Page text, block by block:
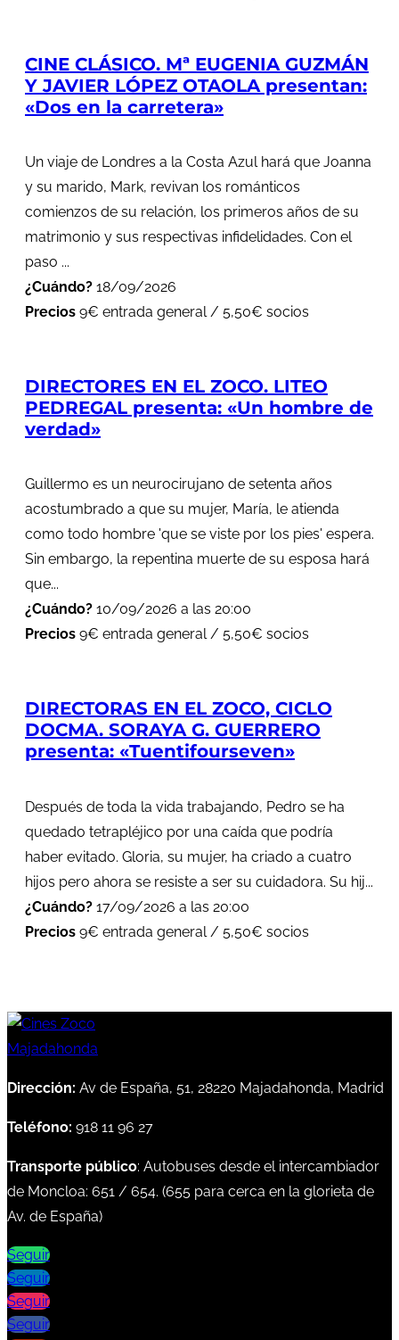
CINE CLÁSICO. Mª EUGENIA GUZMÁN
Y JAVIER LÓPEZ OTAOLA presentan:
«Dos en la carretera»
Un viaje de Londres a la Costa Azul hará que Joanna
y su marido, Mark, revivan los románticos
comienzos de su relación, los primeros años de su
matrimonio y sus respectivas infidelidades. Con el
paso ...
¿Cuándo? 18/09/2026
Precios 9€ entrada general / 5,50€ socios
DIRECTORES EN EL ZOCO. LITEO
PEDREGAL presenta: «Un hombre de
verdad»
Guillermo es un neurocirujano de setenta años
acostumbrado a que su mujer, María, le atienda
como todo hombre 'que se viste por los pies' espera.
Sin embargo, la repentina muerte de su esposa hará
que...
¿Cuándo? 10/09/2026 a las 20:00
Precios 9€ entrada general / 5,50€ socios
DIRECTORAS EN EL ZOCO, CICLO
DOCMA. SORAYA G. GUERRERO
presenta: «Tuentifourseven»
Después de toda la vida trabajando, Pedro se ha
quedado tetrapléjico por una caída que podría
haber evitado. Gloria, su mujer, ha criado a cuatro
hijos pero ahora se resiste a ser su cuidadora. Su hij...
¿Cuándo? 17/09/2026 a las 20:00
Precios 9€ entrada general / 5,50€ socios
Dirección: Av de España, 51, 28220 Majadahonda, Madrid
Teléfono: 918 11 96 27
Transporte público: Autobuses desde el intercambiador
de Moncloa: 651 / 654. (655 para cerca en la glorieta de
Av. de España)
Seguir
Seguir
Seguir
Seguir